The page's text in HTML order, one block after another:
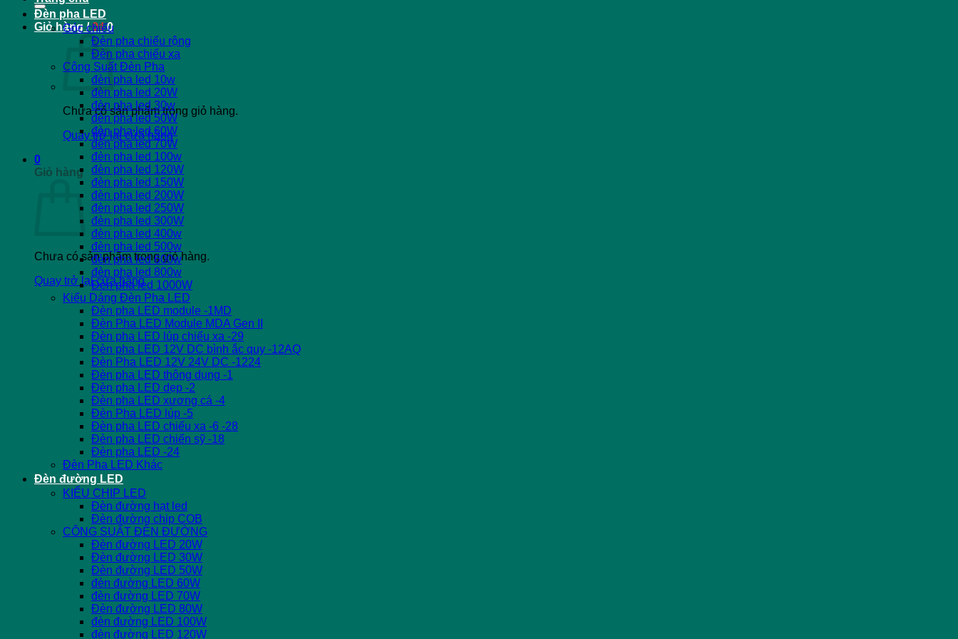
Giỏ hàng /0₫ 0
Chưa có sản phẩm trong giỏ hàng.
Quay trở lại cửa hàng
0
Giỏ hàng
Chưa có sản phẩm trong giỏ hàng.
Quay trở lại cửa hàng
Đèn pha LED
Góc chiếu
Đèn pha chiếu rộng
Đèn pha chiếu xa
Công Suất Đèn Pha
đèn pha led 10w
đèn pha led 20W
đèn pha led 30w
đèn pha led 50W
đèn pha led 60W
đèn pha led 70W
đèn pha led 100w
đèn pha led 120W
đèn pha led 150W
đèn pha led 200W
đèn pha led 250W
đèn pha led 300W
đèn pha led 400w
đèn pha led 500w
đèn pha led 600w
đèn pha led 800w
Đèn pha led 1000W
Kiểu Dáng Đèn Pha LED
Đèn pha LED module -1MD
Đèn Pha LED Module MDA Gen II
Đèn pha LED lúp chiếu xa -29
Đèn pha LED 12V DC bình ắc quy -12AQ
Đèn Pha LED 12V 24V DC -1224
Đèn pha LED thông dụng -1
Đèn pha LED dẹp -2
Đèn pha LED xương cá -4
Đèn Pha LED lúp -5
Đèn pha LED chiếu xa -6 -28
Đèn pha LED chiến sỹ -18
Đèn pha LED -24
Đèn Pha LED Khác
Đèn đường LED
KIỂU CHIP LED
Đèn đường hạt led
Đèn đường chip COB
CÔNG SUẤT ĐÈN ĐƯỜNG
Đèn đường LED 20W
Đèn đường LED 30W
Đèn đường LED 50W
đèn đường LED 60W
đèn đường LED 70W
Đèn đường LED 80W
đèn đường LED 100W
đèn đường LED 120W